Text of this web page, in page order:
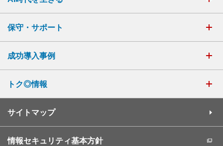
保守・サポート
成功導入事例
トク◎情報
サイトマップ
情報セキュリティ基本方針